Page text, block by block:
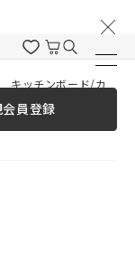
ついて
員登録
ード/カップボード用 連結金具